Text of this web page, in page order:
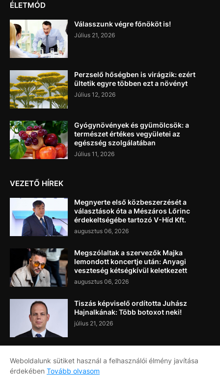
ÉLETMÓD
Válasszunk végre főnököt is!
Július 21, 2026
Perzselő hőségben is virágzik: ezért
ültetik egyre többen ezt a növényt
Július 12, 2026
Gyógynövények és gyümölcsök: a
természet értékes vegyületei az
egészség szolgálatában
Július 11, 2026
VEZETŐ HÍREK
Megnyerte első közbeszerzését a
választások óta a Mészáros Lőrinc
érdekeltségébe tartozó V-Híd Kft.
augusztus 06, 2026
Megszólaltak a szervezők Majka
lemondott koncertje után: Anyagi
veszteség kétségkívül keletkezett
augusztus 06, 2026
Tiszás képviselő ordította Juhász
Hajnalkának: Több botoxot neki!
július 21, 2026
Weboldalunk sütiket használ a felhasználói élmény javítása
érdekében Tovább olvasom